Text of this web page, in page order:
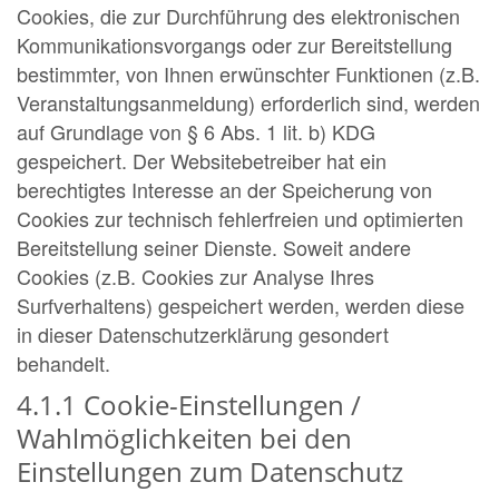
Cookies, die zur Durchführung des elektronischen
Kommunikationsvorgangs oder zur Bereitstellung
bestimmter, von Ihnen erwünschter Funktionen (z.B.
Veranstaltungsanmeldung) erforderlich sind, werden
auf Grundlage von § 6 Abs. 1 lit. b) KDG
gespeichert. Der Websitebetreiber hat ein
berechtigtes Interesse an der Speicherung von
Cookies zur technisch fehlerfreien und optimierten
Bereitstellung seiner Dienste. Soweit andere
Cookies (z.B. Cookies zur Analyse Ihres
Surfverhaltens) gespeichert werden, werden diese
in dieser Datenschutzerklärung gesondert
behandelt.
4.1.1 Cookie-Einstellungen /
Wahlmöglichkeiten bei den
Einstellungen zum Datenschutz